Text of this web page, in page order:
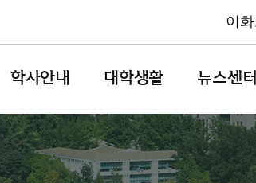
이
학사안내 대학생활 뉴스센터